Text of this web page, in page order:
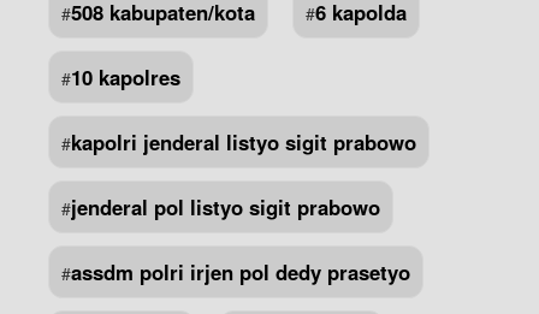
#508 kabupaten/kota #6 kapolda
#10 kapolres
#kapolri jenderal listyo sigit prabowo
#jenderal pol listyo sigit prabowo
#assdm polri irjen pol dedy prasetyo